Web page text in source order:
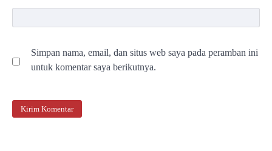
Simpan nama, email, dan situs web saya pada peramban ini
untuk komentar saya berikutnya.